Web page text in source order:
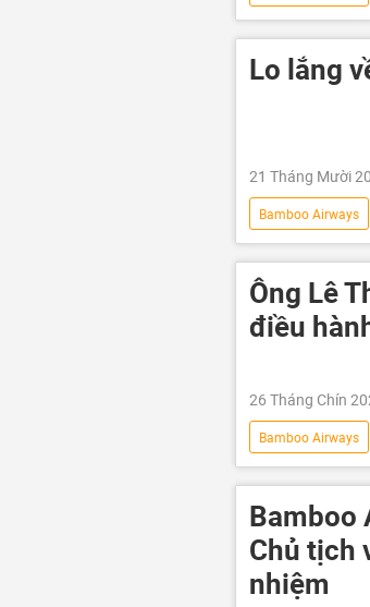
Trịnh Văn Quyết
Lo lắng
21 Tháng Mười
Bamboo Airways
Long Thành
hàng không
Ông Lê
điều
26 Tháng Chín
Bamboo Airways
doanh nghiệp
Bamboo
Chủ tịch
nhiệm